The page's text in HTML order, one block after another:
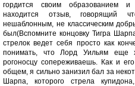
гордится своим образованием
находится отзыв, говорящий
нешаблонным, не классическим
был(Вспомните концовку Тигра
стрелок ведет себя просто как
понимать, что Лорд Уильям еще
рогоносцу сопереживаешь. Как и
общем, я сильно занизил бал за
Шарпа, которого стрела